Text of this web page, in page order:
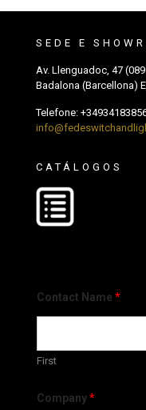
SEDE E
Av. Llenguadoc, 47
Badalona (Barcellona)
Telefone:
CATÁLOGOS
Contact Name *
First
Company*